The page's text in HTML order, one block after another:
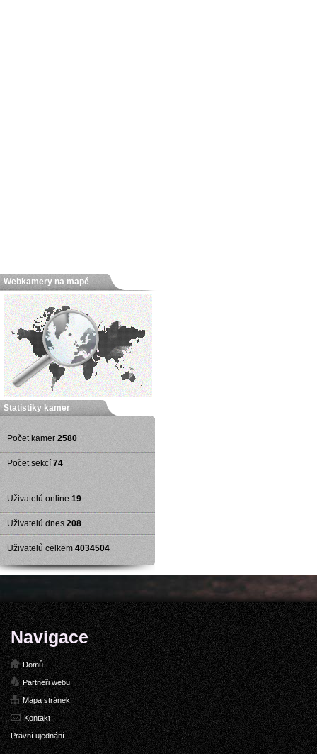
Webkamery na mapě
Statistiky kamer
Počet kamer 2580
Počet sekcí 74
Uživatelů online 19
Uživatelů dnes 208
Uživatelů celkem 4034504
Navigace
Domů
Partneři webu
Mapa stránek
Kontakt
Právní ujednání